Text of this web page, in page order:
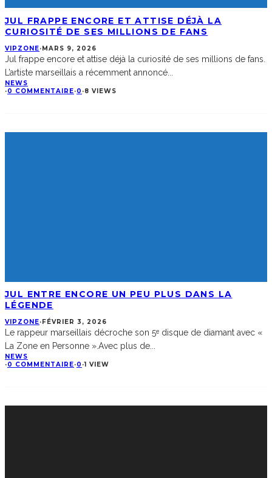
JUL FRAPPE ENCORE ET ATTISE DÉJÀ LA
CURIOSITÉ DE SES MILLIONS DE FANS
VIPZONE·MARS 9, 2026
Jul frappe encore et attise déjà la curiosité de ses millions de fans.
L’artiste marseillais a récemment annoncé
NEWS
·0 COMMENTAIRE·0 ·8 VIEWS
JUL ENTRE ENCORE UN PEU PLUS DANS LA
LÉGENDE
VIPZONE·FÉVRIER 3, 2026
Le rappeur marseillais décroche son 5ᵉ disque de diamant avec «
La Zone en Personne ».Avec plus de
NEWS
·0 COMMENTAIRE·0 ·1 VIEW